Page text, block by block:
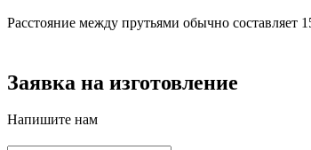
Расстояние между прутьями обычно составляет
Заявка на изготовление
Напишите нам